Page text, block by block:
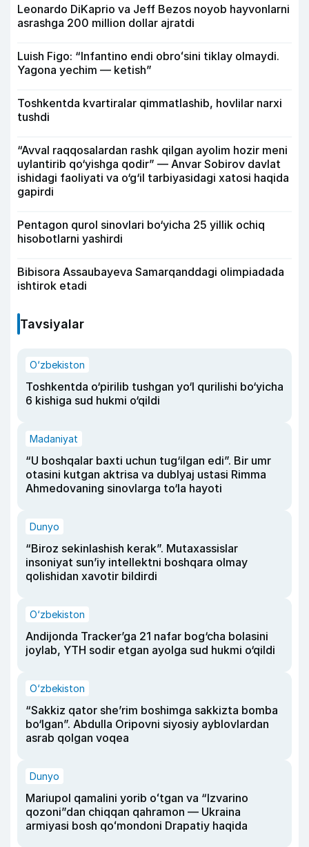
Leonardo DiKaprio va Jeff Bezos noyob hayvonlarni
asrashga 200 million dollar ajratdi
Luish Figo: “Infantino endi obroʻsini tiklay olmaydi.
Yagona yechim — ketish”
Toshkentda kvartiralar qimmatlashib, hovlilar narxi
tushdi
“Avval raqqosalardan rashk qilgan ayolim hozir meni
uylantirib qo‘yishga qodir” — Anvar Sobirov davlat
ishidagi faoliyati va o‘g‘il tarbiyasidagi xatosi haqida
gapirdi
Pentagon qurol sinovlari bo‘yicha 25 yillik ochiq
hisobotlarni yashirdi
Bibisora Assaubayeva Samarqanddagi olimpiadada
ishtirok etadi
Tavsiyalar
O‘zbekiston
Toshkentda o‘pirilib tushgan yo‘l qurilishi bo‘yicha
6 kishiga sud hukmi o‘qildi
Madaniyat
“U boshqalar baxti uchun tug‘ilgan edi”. Bir umr
otasini kutgan aktrisa va dublyaj ustasi Rimma
Ahmedovaning sinovlarga to‘la hayoti
Dunyo
“Biroz sekinlashish kerak”. Mutaxassislar
insoniyat sun’iy intellektni boshqara olmay
qolishidan xavotir bildirdi
O‘zbekiston
Andijonda Tracker’ga 21 nafar bog‘cha bolasini
joylab, YTH sodir etgan ayolga sud hukmi o‘qildi
O‘zbekiston
“Sakkiz qator she’rim boshimga sakkizta bomba
bo‘lgan”. Abdulla Oripovni siyosiy ayblovlardan
asrab qolgan voqea
Dunyo
Mariupol qamalini yorib oʻtgan va “Izvarino
qozoni”dan chiqqan qahramon — Ukraina
armiyasi bosh qoʻmondoni Drapatiy haqida